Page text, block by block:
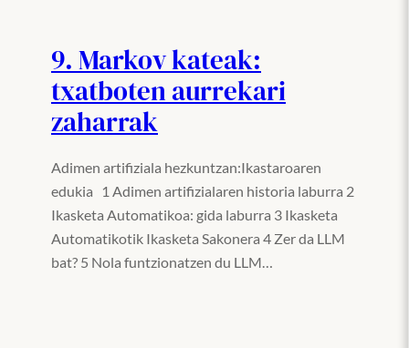
9. Markov kateak:
txatboten aurrekari
zaharrak
Adimen artifiziala hezkuntzan:Ikastaroaren
edukia 1 Adimen artifizialaren historia laburra 2
Ikasketa Automatikoa: gida laburra 3 Ikasketa
Automatikotik Ikasketa Sakonera 4 Zer da LLM
bat? 5 Nola funtzionatzen du LLM…